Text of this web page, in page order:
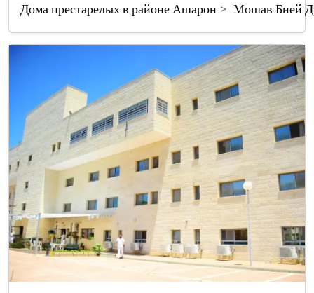
Дома престарелых в районе Ашарон Мошав Бней